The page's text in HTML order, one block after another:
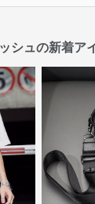
シュの新着ア